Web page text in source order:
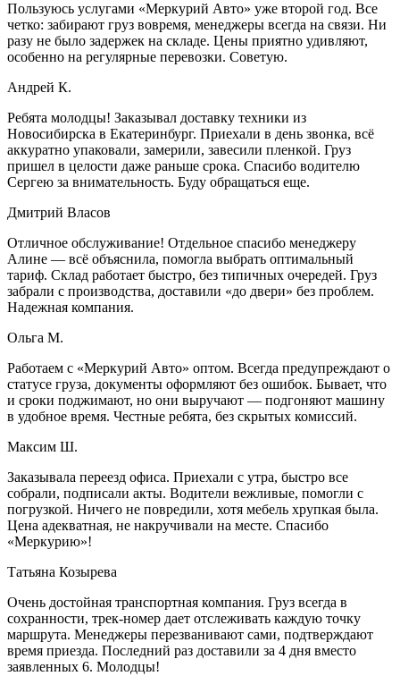
Пользуюсь услугами «Меркурий Авто» уже второй год. Все
четко: забирают груз вовремя, менеджеры всегда на связи. Ни
разу не было задержек на складе. Цены приятно удивляют,
особенно на регулярные перевозки. Советую.
Андрей К.
Ребята молодцы! Заказывал доставку техники из
Новосибирска в Екатеринбург. Приехали в день звонка, всё
аккуратно упаковали, замерили, завесили пленкой. Груз
пришел в целости даже раньше срока. Спасибо водителю
Сергею за внимательность. Буду обращаться еще.
Дмитрий Власов
Отличное обслуживание! Отдельное спасибо менеджеру
Алине — всё объяснила, помогла выбрать оптимальный
тариф. Склад работает быстро, без типичных очередей. Груз
забрали с производства, доставили «до двери» без проблем.
Надежная компания.
Ольга М.
Работаем с «Меркурий Авто» оптом. Всегда предупреждают о
статусе груза, документы оформляют без ошибок. Бывает, что
и сроки поджимают, но они выручают — подгоняют машину
в удобное время. Честные ребята, без скрытых комиссий.
Максим Ш.
Заказывала переезд офиса. Приехали с утра, быстро все
собрали, подписали акты. Водители вежливые, помогли с
погрузкой. Ничего не повредили, хотя мебель хрупкая была.
Цена адекватная, не накручивали на месте. Спасибо
«Меркурию»!
Татьяна Козырева
Очень достойная транспортная компания. Груз всегда в
сохранности, трек-номер дает отслеживать каждую точку
маршрута. Менеджеры перезванивают сами, подтверждают
время приезда. Последний раз доставили за 4 дня вместо
заявленных 6. Молодцы!